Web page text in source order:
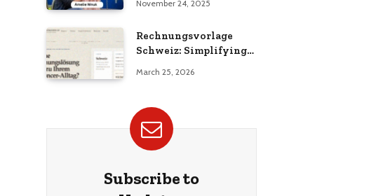
Aufstieg einer jungen
November 24, 2025
Rechnungsvorlage
Schweiz: Simplifying
Businesses
March 25, 2026
Subscribe to